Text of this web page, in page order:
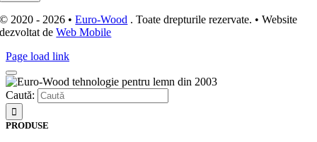
© 2020 - 2026 •Euro-Wood . Toate drepturile rezervate. • Website
dezvoltat deWeb Mobile
Page load link
Caută:
PRODUSE